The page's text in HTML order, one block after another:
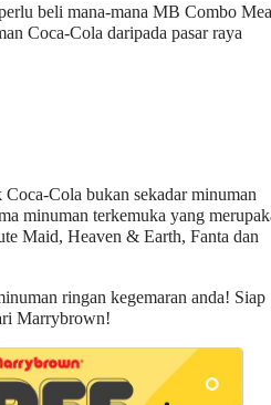
beli mana-mana MB Combo
Coca-Cola daripada pasar raya
Cola bukan sekadar minuman
minuman terkemuka yang
Maid, Heaven & Earth, Fanta dan
ringan kegemaran anda! Siap
Marrybrown!